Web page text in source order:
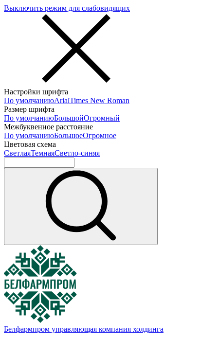
Выключить режим для слабовидящих
Настройки шрифта
По умолчаниюArialTimes New Roman
Размер шрифта
По умолчаниюБольшойОгромный
Межбуквенное расстояние
По умолчаниюБольшоеОгромное
Цветовая схема
СветлаяТемнаяСветло-синяя
Белфармпром управляющая компания холдинга